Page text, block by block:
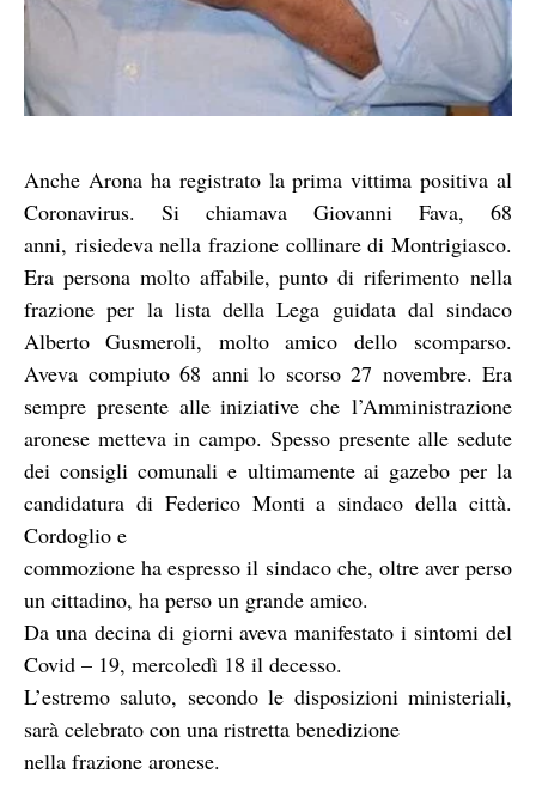
Anche Arona ha registrato la prima vittima positiva al
Coronavirus. Si chiamava Giovanni Fava, 68
anni, risiedeva nella frazione collinare di Montrigiasco.
Era persona molto affabile, punto di riferimento nella
frazione per la lista della Lega guidata dal sindaco
Alberto Gusmeroli, molto amico dello scomparso.
Aveva compiuto 68 anni lo scorso 27 novembre. Era
sempre presente alle iniziative che l’Amministrazione
aronese metteva in campo. Spesso presente alle sedute
dei consigli comunali e ultimamente ai gazebo per la
candidatura di Federico Monti a sindaco della città.
Cordoglio e
commozione ha espresso il sindaco che, oltre aver perso
un cittadino, ha perso un grande amico.
Da una decina di giorni aveva manifestato i sintomi del
Covid – 19, mercoledì 18 il decesso.
L’estremo saluto, secondo le disposizioni ministeriali,
sarà celebrato con una ristretta benedizione
nella frazione aronese.